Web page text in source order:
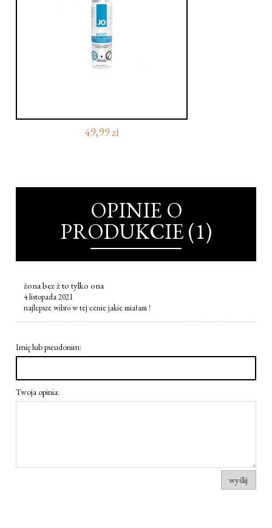
49,99 zł
OPINIE O
PRODUKCIE (1)
żona bez ż to tylko ona
4 listopada 2021
najlepsze wibro w tej cenie jakie miałam !
Imię lub pseudonim:
Twoja opinia:
wyślij